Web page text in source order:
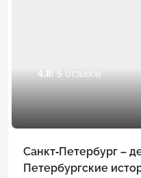
4.8/ 5 отзывов
Санкт-Петербург –
Петербургские